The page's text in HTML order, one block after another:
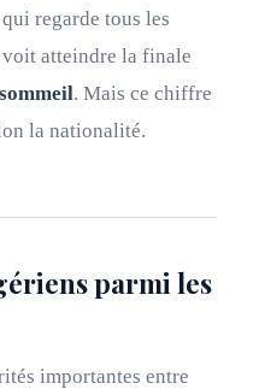
regarde tous les
voit atteindre la finale
. Mais ce chiffre
la nationalité.
parmi les
importantes entre